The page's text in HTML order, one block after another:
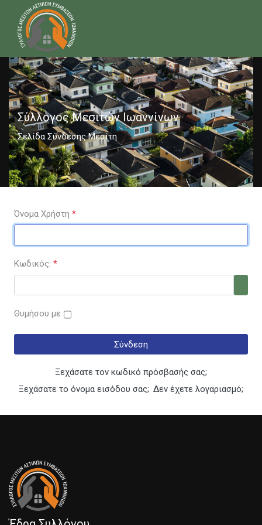
Σύλλογος Μεσιτών Ιωαννίνων
Σελίδα Σύνδεσης Μεσίτη
Όνομα Χρήστη *
Κωδικός: *
Θυμήσου με
Σύνδεση
Ξεχάσατε τον κωδικό πρόσβασής σας;
Ξεχάσατε το όνομα εισόδου σας; Δεν έχετε λογαριασμό;